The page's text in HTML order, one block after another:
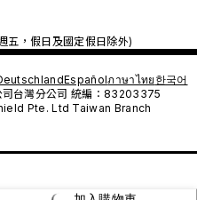
，假日及國定假日除外)
Españolภาษาไทย 한국어
司台灣分公司 統編：83203375
Pte. Ltd Taiwan Branch